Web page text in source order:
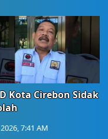
Kota Cirebon Sidak
7:41 AM